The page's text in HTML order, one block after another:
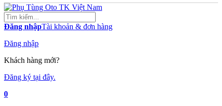
Đăng nhậpTài khoản & đơn hàng
Đăng nhập
Khách hàng mới?
Đăng ký tại đây.
0